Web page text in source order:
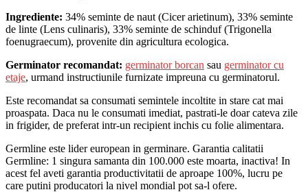
Ingrediente: 34% seminte de naut (Cicer arietinum), 33% seminte
de linte (Lens culinaris), 33% seminte de schinduf (Trigonella
foenugraecum), provenite din agricultura ecologica.
Germinator recomandat: germinator borcan sau germinator cu
etaje, urmand instructiunile furnizate impreuna cu germinatorul.
Este recomandat sa consumati semintele incoltite in stare cat mai
proaspata. Daca nu le consumati imediat, pastrati-le doar cateva zile
in frigider, de preferat intr-un recipient inchis cu folie alimentara.
Germline este lider european in germinare. Garantia calitatii
Germline: 1 singura samanta din 100.000 este moarta, inactiva! In
acest fel aveti garantia productivitatii de aproape 100%, lucru pe
care putini producatori la nivel mondial pot sa-l ofere.